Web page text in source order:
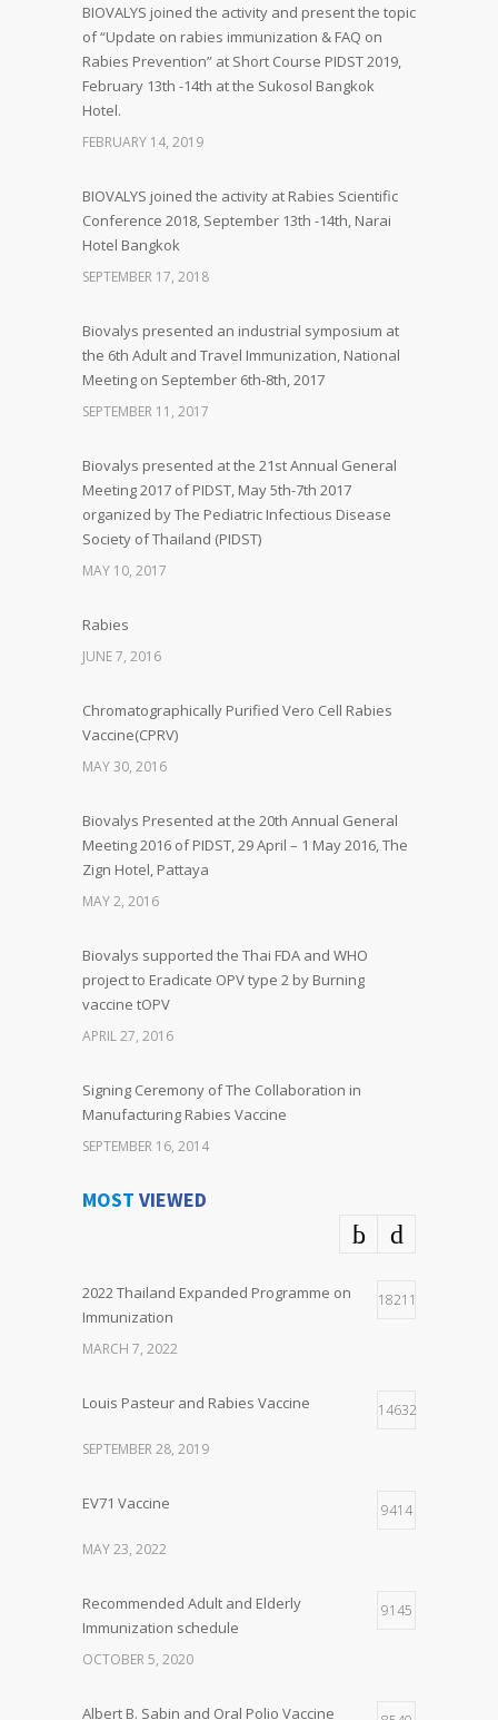
BIOVALYS joined the activity and present the topic
of “Update on rabies immunization & FAQ on
Rabies Prevention” at Short Course PIDST 2019,
February 13th -14th at the Sukosol Bangkok
Hotel.
FEBRUARY 14, 2019
BIOVALYS joined the activity at Rabies Scientific
Conference 2018, September 13th -14th, Narai
Hotel Bangkok
SEPTEMBER 17, 2018
Biovalys presented an industrial symposium at
the 6th Adult and Travel Immunization, National
Meeting on September 6th-8th, 2017
SEPTEMBER 11, 2017
Biovalys presented at the 21st Annual General
Meeting 2017 of PIDST, May 5th-7th 2017
organized by The Pediatric Infectious Disease
Society of Thailand (PIDST)
MAY 10, 2017
Rabies
JUNE 7, 2016
Chromatographically Purified Vero Cell Rabies
Vaccine(CPRV)
MAY 30, 2016
Biovalys Presented at the 20th Annual General
Meeting 2016 of PIDST, 29 April – 1 May 2016, The
Zign Hotel, Pattaya
MAY 2, 2016
Biovalys supported the Thai FDA and WHO
project to Eradicate OPV type 2 by Burning
vaccine tOPV
APRIL 27, 2016
Signing Ceremony of The Collaboration in
Manufacturing Rabies Vaccine
SEPTEMBER 16, 2014
MOST VIEWED
2022 Thailand Expanded Programme on
Immunization
18211
MARCH 7, 2022
Louis Pasteur and Rabies Vaccine 14632
SEPTEMBER 28, 2019
EV71 Vaccine 9414
MAY 23, 2022
Recommended Adult and Elderly
Immunization schedule
9145
OCTOBER 5, 2020
Albert B. Sabin and Oral Polio Vaccine